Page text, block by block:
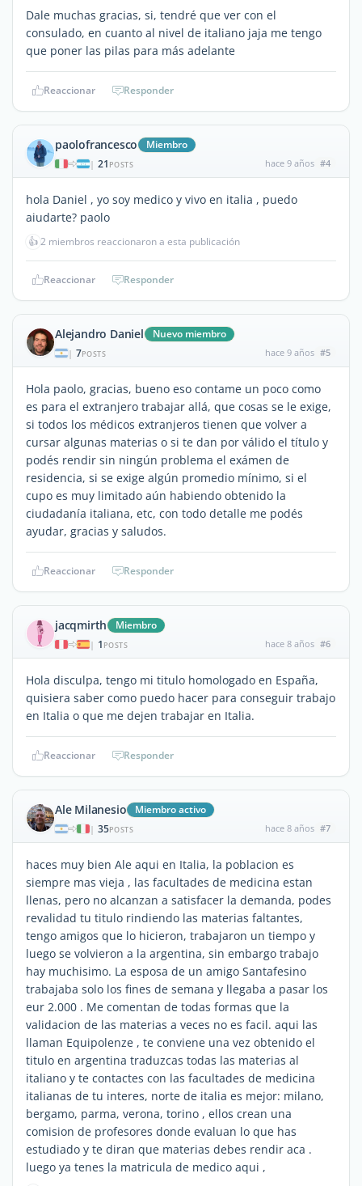
Dale muchas gracias, si, tendré que ver con el
consulado, en cuanto al nivel de italiano jaja me tengo
que poner las pilas para más adelante
Reaccionar Responder
paolofrancesco Miembro
| 21 POSTS hace 9 años #4
hola Daniel , yo soy medico y vivo en italia , puedo
aiudarte? paolo
👍2 miembros reaccionaron a esta publicación
Reaccionar Responder
Alejandro Daniel Nuevo miembro
| 7POSTS hace 9 años #5
Hola paolo, gracias, bueno eso contame un poco como
es para el extranjero trabajar allá, que cosas se le exige,
si todos los médicos extranjeros tienen que volver a
cursar algunas materias o si te dan por válido el título y
podés rendir sin ningún problema el exámen de
residencia, si se exige algún promedio mínimo, si el
cupo es muy limitado aún habiendo obtenido la
ciudadanía italiana, etc, con todo detalle me podés
ayudar, gracias y saludos.
Reaccionar Responder
jacqmirth Miembro
| 1 POSTS hace 8 años #6
Hola disculpa, tengo mi titulo homologado en España,
quisiera saber como puedo hacer para conseguir trabajo
en Italia o que me dejen trabajar en Italia.
Reaccionar Responder
Ale Milanesio Miembro activo
| 35POSTS hace 8 años #7
haces muy bien Ale aqui en Italia, la poblacion es
siempre mas vieja , las facultades de medicina estan
llenas, pero no alcanzan a satisfacer la demanda, podes
revalidad tu titulo rindiendo las materias faltantes,
tengo amigos que lo hicieron, trabajaron un tiempo y
luego se volvieron a la argentina, sin embargo trabajo
hay muchisimo. La esposa de un amigo Santafesino
trabajaba solo los fines de semana y llegaba a pasar los
eur 2.000 . Me comentan de todas formas que la
validacion de las materias a veces no es facil. aqui las
llaman Equipolenze , te conviene una vez obtenido el
titulo en argentina traduzcas todas las materias al
italiano y te contactes con las facultades de medicina
italianas de tu interes, norte de italia es mejor: milano,
bergamo, parma, verona, torino , ellos crean una
comision de profesores donde evaluan lo que has
estudiado y te diran que materias debes rendir aca .
luego ya tenes la matricula de medico aqui ,